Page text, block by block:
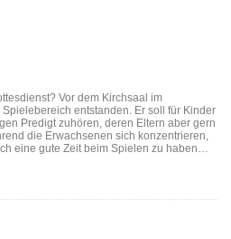
Vor dem Kirchsaal im
entstanden. Er soll für Kinder
Predigt zuhören, deren Eltern aber gern
die Erwachsenen sich konzentrieren,
eine gute Zeit beim Spielen zu haben…